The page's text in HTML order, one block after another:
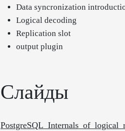
Data syncronization
Logical decoding
Replication slot
output plugin
Слайды